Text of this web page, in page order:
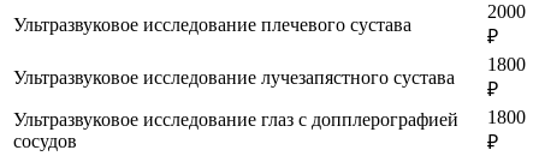
Ультразвуковое исследование плечевого сустава
2000
₽
Ультразвуковое исследование лучезапястного сустава
1800
₽
Ультразвуковое исследование глаз с допплерографией
сосудов
1800
₽